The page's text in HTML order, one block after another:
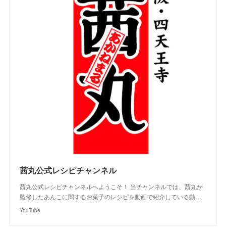
茜丸公式レシピチャンネル
茜丸公式レシピチャンネルへようこそ！ 当チャンネルでは、茜丸が
監修したあんこに関するお菓子のレシピを動画で紹介している動…
YouTube